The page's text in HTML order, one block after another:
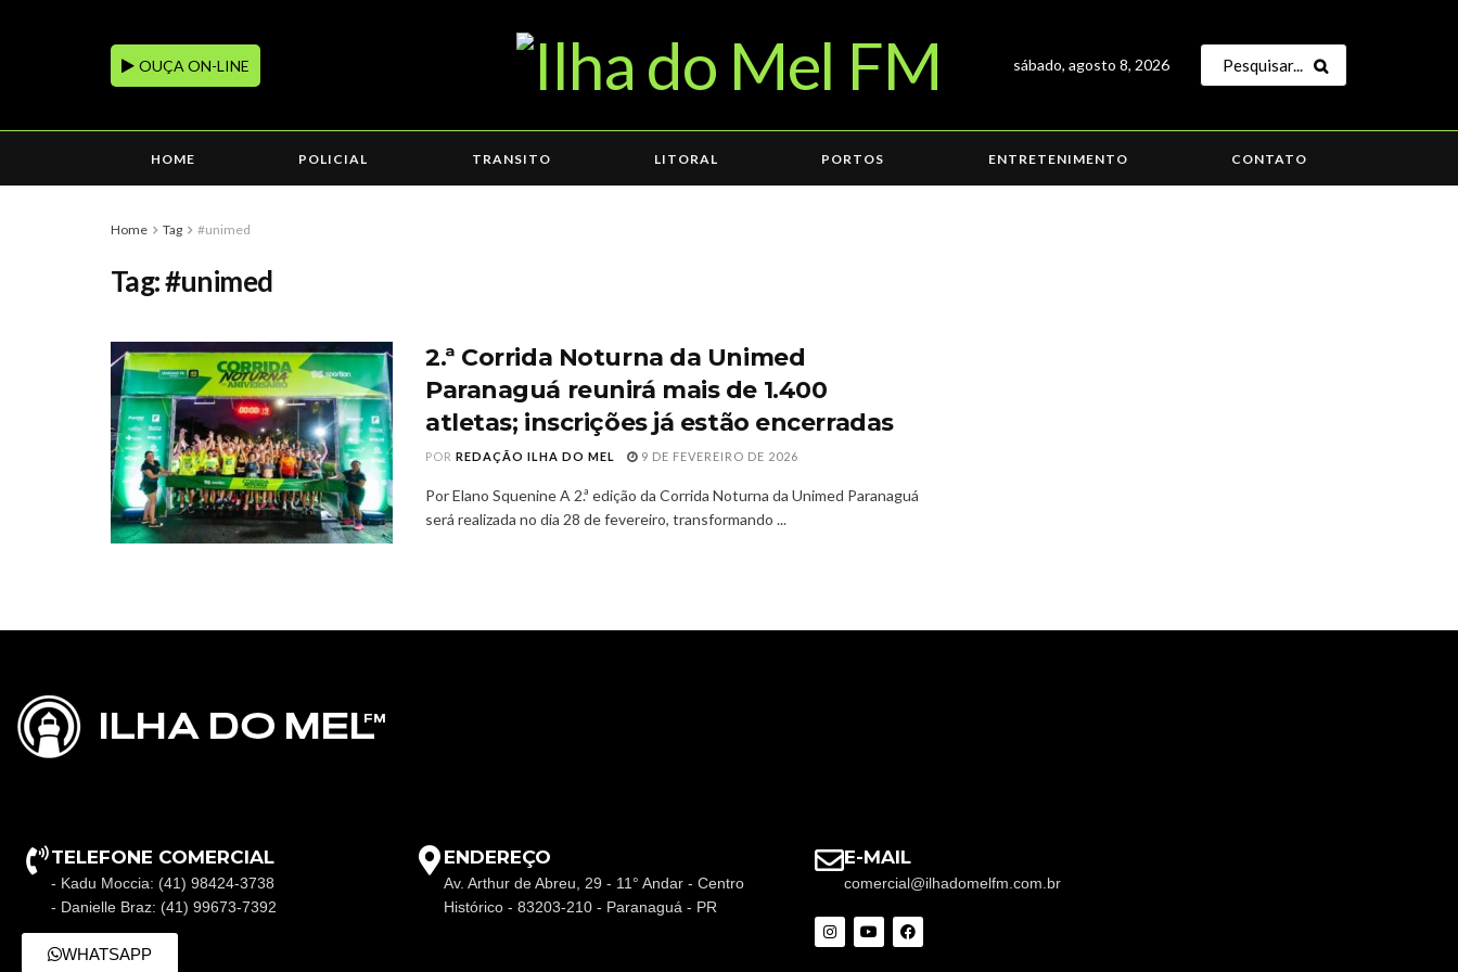
OUÇA ON-LINE sábado, agosto 8, 2026
HOME POLICIAL TRANSITO LITORAL PORTOS ENTRETENIMENTO CONTATO
Home Tag #unimed
Tag:#unimed
2.ª Corrida Noturna da Unimed
Paranaguá reunirá mais de 1.400
atletas; inscrições já estão encerradas
POR REDAÇÃO ILHA DO MEL 9 DE FEVEREIRO DE 2026
Por Elano Squenine A 2.ª edição da Corrida Noturna da Unimed Paranaguá
será realizada no dia 28 de fevereiro, transformando ...
TELEFONE COMERCIAL
- Kadu Moccia: (41) 98424-3738
- Danielle Braz: (41) 99673-7392
WHATSAPP
ENDEREÇO
Av. Arthur de Abreu, 29 - 11° Andar - Centro
Histórico - 83203-210 - Paranaguá - PR
E-MAIL
comercial@ilhadomelfm.com.br